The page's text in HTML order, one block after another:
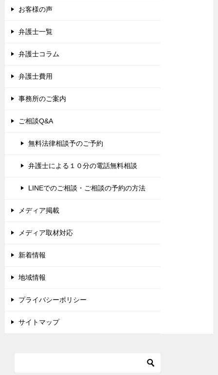
お客様の声
弁護士一覧
弁護士コラム
弁護士費用
事務所のご案内
ご相談Q&A
無料法律相談予のご予約
弁護士による１０分の電話無料相談
LINEでのご相談・ご相談の予約の方法
メディア掲載
メディア取材対応
新着情報
地域情報
プライバシーポリシー
サイトマップ